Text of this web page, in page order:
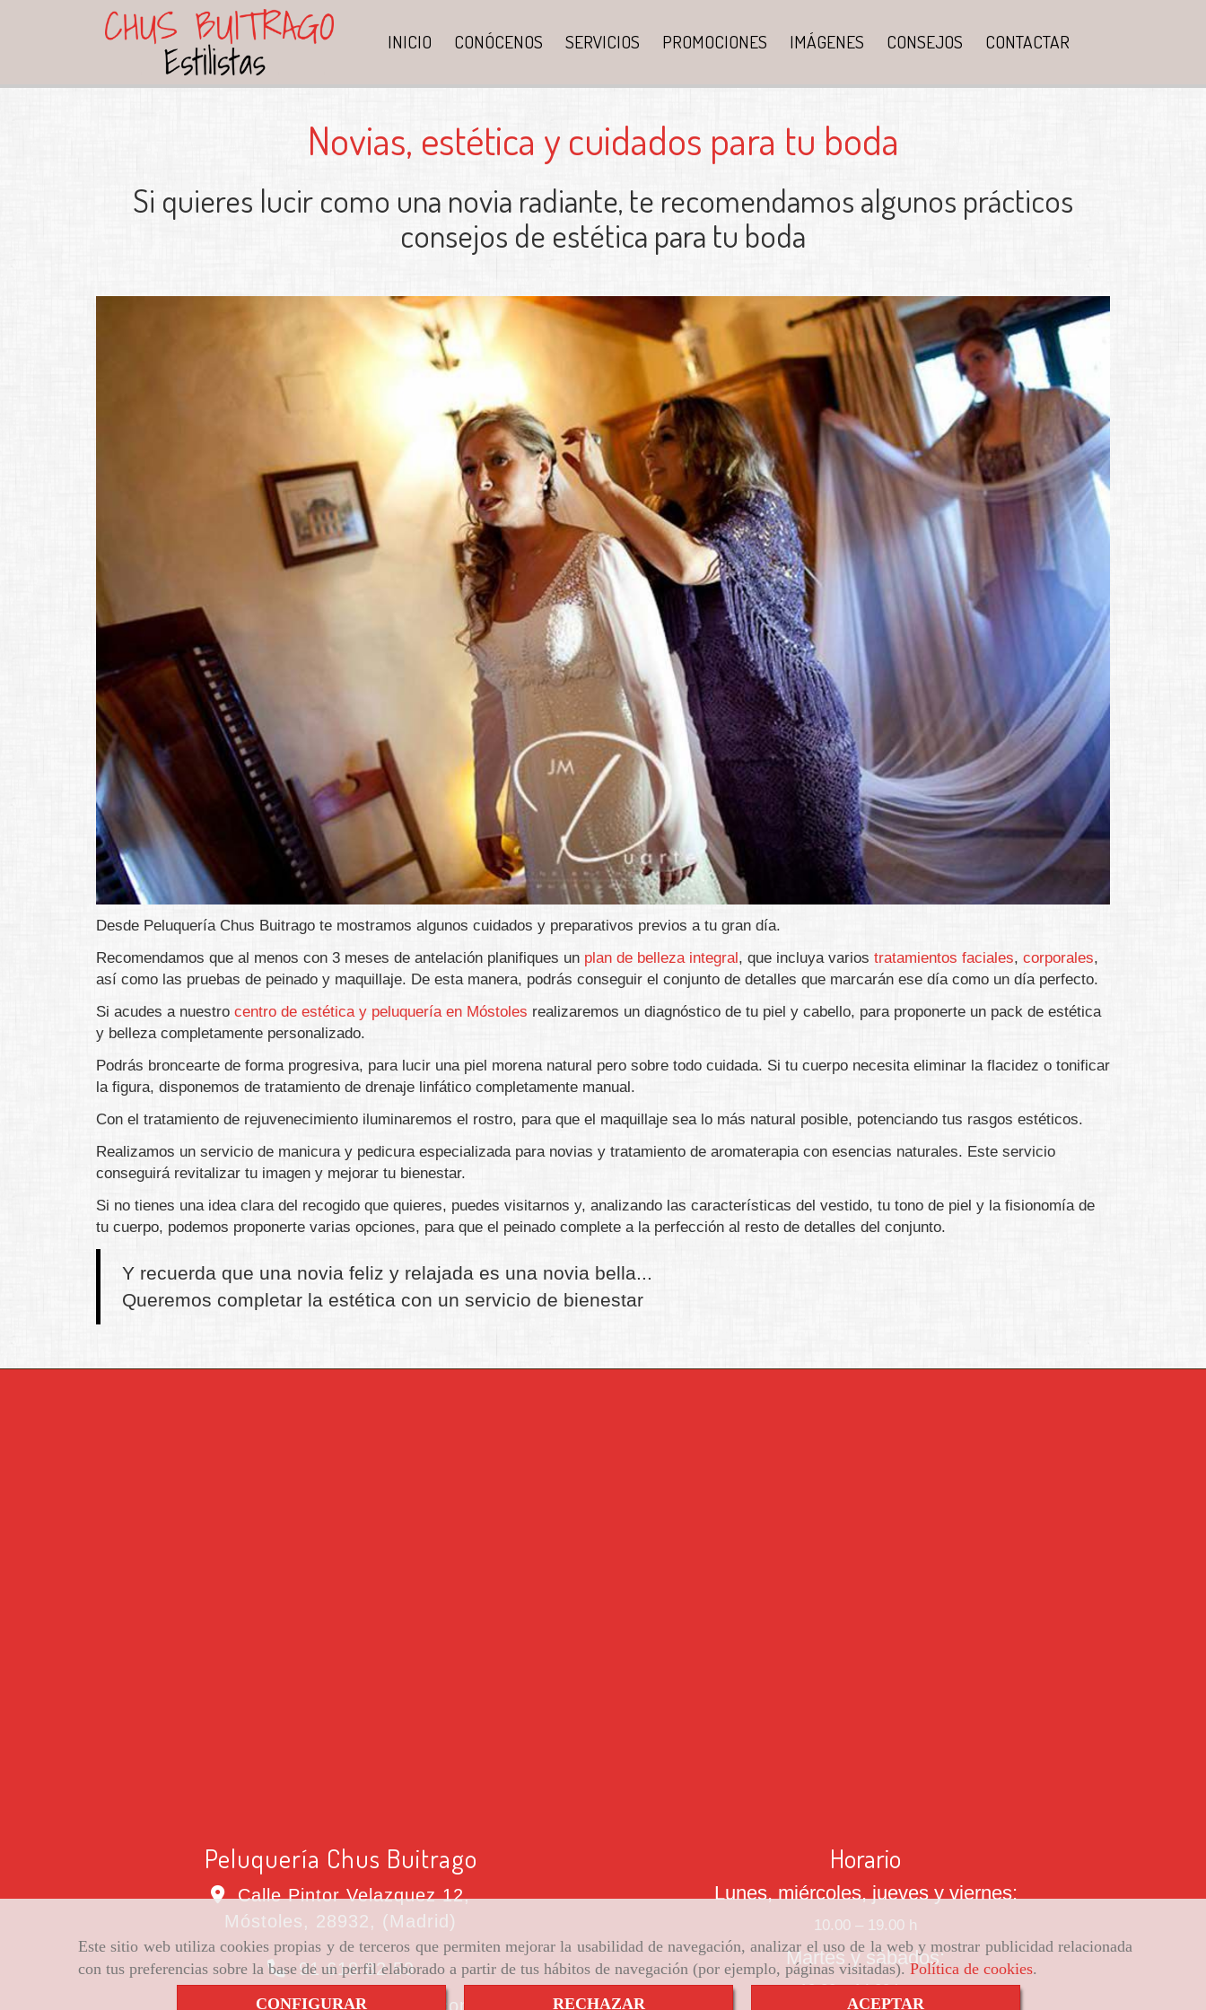
Este sitio web utiliza cookies propias y de terceros que permiten mejorar la usabilidad de navegación, analizar el uso de la web y mostrar publicidad relacionada
con tus preferencias sobre la base de un perfil elaborado a partir de tus hábitos de navegación (por ejemplo, páginas visitadas).Política de cookies.
CONFIGURAR
RECHAZAR ACEPTAR
INICIO CONÓCENOS SERVICIOS PROMOCIONES IMÁGENES CONSEJOS CONTACTAR
Novias, estética y cuidados para tu boda
Si quieres lucir como una novia radiante, te recomendamos algunos prácticos
consejos de estética para tu boda
Desde Peluquería Chus Buitrago te mostramos algunos cuidados y preparativos previos a tu gran día.
Recomendamos que al menos con 3 meses de antelación planifiques un plan de belleza integral, que incluya varios tratamientos faciales, corporales,
así como las pruebas de peinado y maquillaje. De esta manera, podrás conseguir el conjunto de detalles que marcarán ese día como un día perfecto.
Si acudes a nuestro centro de estética y peluquería en Móstoles realizaremos un diagnóstico de tu piel y cabello, para proponerte un pack de estética
y belleza completamente personalizado.
Podrás broncearte de forma progresiva, para lucir una piel morena natural pero sobre todo cuidada. Si tu cuerpo necesita eliminar la flacidez o tonificar
la figura, disponemos de tratamiento de drenaje linfático completamente manual.
Con el tratamiento de rejuvenecimiento iluminaremos el rostro, para que el maquillaje sea lo más natural posible, potenciando tus rasgos estéticos.
Realizamos un servicio de manicura y pedicura especializada para novias y tratamiento de aromaterapia con esencias naturales. Este servicio
conseguirá revitalizar tu imagen y mejorar tu bienestar.
Si no tienes una idea clara del recogido que quieres, puedes visitarnos y, analizando las características del vestido, tu tono de piel y la fisionomía de
tu cuerpo, podemos proponerte varias opciones, para que el peinado complete a la perfección al resto de detalles del conjunto.
Y recuerda que una novia feliz y relajada es una novia bella...
Queremos completar la estética con un servicio de bienestar
Peluquería Chus Buitrago
Calle Pintor Velazquez 12,
Móstoles, 28932, (Madrid)
91 618 82 59
chusbuitrago
hotmail.com
Horario
Lunes, miércoles, jueves y viernes:
10.00 – 19.00 h
Martes y sábados:
10.00 a 14.00 horas